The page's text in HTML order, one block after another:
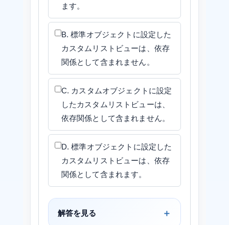
ます。
B. 標準オブジェクトに設定した
カスタムリストビューは、依存
関係として含まれません。
C. カスタムオブジェクトに設定
したカスタムリストビューは、
依存関係として含まれません。
D. 標準オブジェクトに設定した
カスタムリストビューは、依存
関係として含まれます。
解答を見る